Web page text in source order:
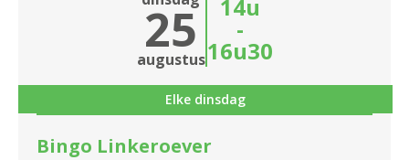
2950 Kapellen25
augustus
14u
-
16u30
Elke dinsdag
Bingo Linkeroever